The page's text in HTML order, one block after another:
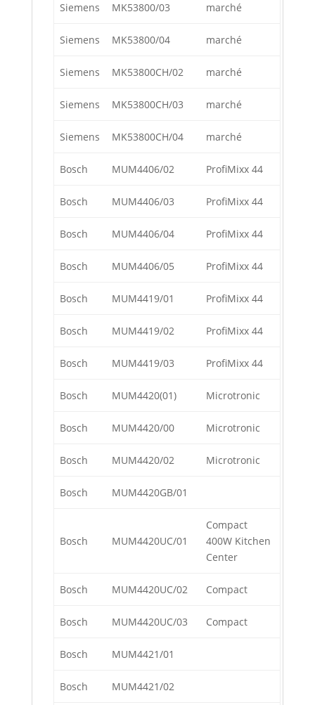
Siemens MK53800/03 marché
Siemens MK53800/04 marché
Siemens MK53800CH/02 marché
Siemens MK53800CH/03 marché
Siemens MK53800CH/04 marché
Bosch MUM4406/02 ProfiMixx 44
Bosch MUM4406/03 ProfiMixx 44
Bosch MUM4406/04 ProfiMixx 44
Bosch MUM4406/05 ProfiMixx 44
Bosch MUM4419/01 ProfiMixx 44
Bosch MUM4419/02 ProfiMixx 44
Bosch MUM4419/03 ProfiMixx 44
Bosch MUM4420(01) Microtronic
Bosch MUM4420/00 Microtronic
Bosch MUM4420/02 Microtronic
Bosch MUM4420GB/01
Bosch MUM4420UC/01
Compact
400W Kitchen
Center
Bosch MUM4420UC/02 Compact
Bosch MUM4420UC/03 Compact
Bosch MUM4421/01
Bosch MUM4421/02